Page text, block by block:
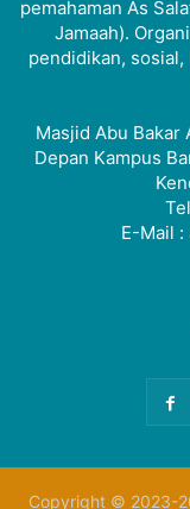
pemahaman As
Jamaah).
pendidikan,
Masjid Abu Bakar
Depan Kampus
E-Mail :
Copyright © 2023-